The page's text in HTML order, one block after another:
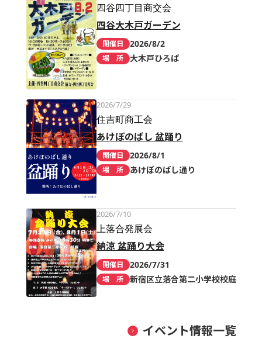
四谷四丁目商交会
四谷大木戸ガーデン
開催日 2026/8/2
場 所 大木戸ひろば
2026/7/29
住吉町商工会
あけぼのばし 盆踊り
開催日 2026/8/1
場 所 あけぼのばし通り
2026/7/10
上落合発展会
納涼 盆踊り大会
開催日 2026/7/31
場 所 新宿区立落合第二小学校校庭
イベント情報一覧